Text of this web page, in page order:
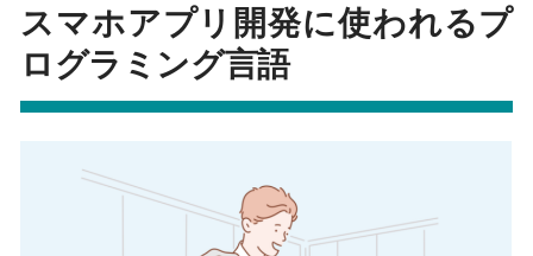
スマホアプリ開発に使われるプ
ログラミング言語